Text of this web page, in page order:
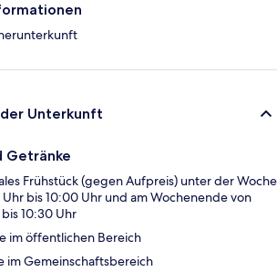
Unterkunft
Getränke
Frühstück (gegen Aufpreis) unter der Woche
bis 10:00 Uhr und am Wochenende von
10:30 Uhr
im öffentlichen Bereich
im Gemeinschaftsbereich